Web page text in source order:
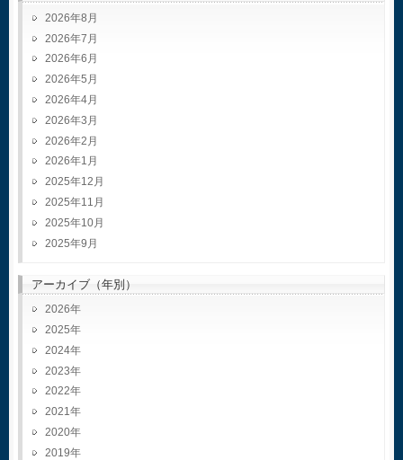
2026年8月
2026年7月
2026年6月
2026年5月
2026年4月
2026年3月
2026年2月
2026年1月
2025年12月
2025年11月
2025年10月
2025年9月
アーカイブ（年別）
2026
2025
2024
2023
2022
2021
2020
2019